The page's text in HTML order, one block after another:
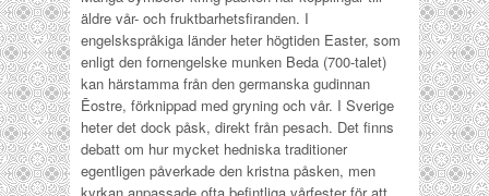
äldre vår- och fruktbarhetsfiranden. I
engelskspråkiga länder heter högtiden Easter, som
enligt den fornengelske munken Beda (700-talet)
kan härstamma från den germanska gudinnan
Ēostre, förknippad med gryning och vår. I Sverige
heter det dock påsk, direkt från pesach. Det finns
debatt om hur mycket hedniska traditioner
egentligen påverkade den kristna påsken, men